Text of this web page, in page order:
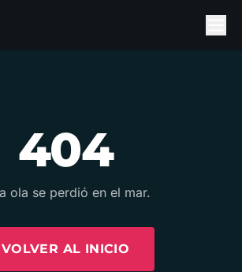
404
ola se perdió en el mar.
VOLVER AL INICIO